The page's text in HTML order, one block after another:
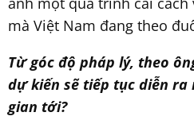
mà Việt Nam đang theo
Từ góc độ pháp lý, theo
dự kiến sẽ tiếp tục diễn
gian tới?